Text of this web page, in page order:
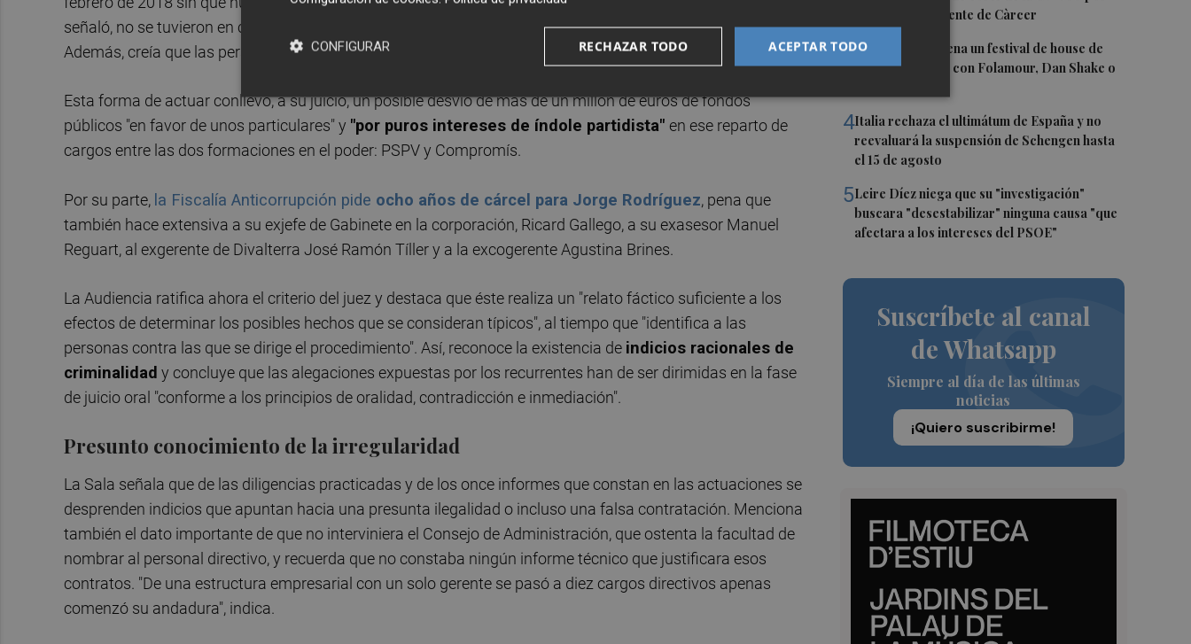
las obras del puente de Càrcer
3Roig Arena estrena un festival de house de
más de 10 horas con Folamour, Dan Shake o
4Italia rechaza el ultimátum de España y no
reevaluará la suspensión de Schengen hasta
el 15 de agosto
5Leire Díez niega que su "investigación"
buscara "desestabilizar" ninguna causa "que
afectara a los intereses del PSOE"
Suscríbete al canal
de Whatsapp
Siempre al día de las últimas
noticias
¡Quiero suscribirme!
señaló, no se tuvieron en cuenta, "con conocimiento y voluntad de ello", los requisitos legales y estatutarios.
Además, creía que las personas contratadas bajo esta modalidad no ejercieron "nunca como tales".
Esta forma de actuar conllevó, a su juicio, un posible desvío de más de un millón de euros de fondos
públicos "en favor de unos particulares" y "por puros intereses de índole partidista" en ese reparto de
cargos entre las dos formaciones en el poder: PSPV y Compromís.
Por su parte, la Fiscalía Anticorrupción pide ocho años de cárcel para Jorge Rodríguez, pena que
también hace extensiva a su exjefe de Gabinete en la corporación, Ricard Gallego, a su exasesor Manuel
Reguart, al exgerente de Divalterra José Ramón Tíller y a la excogerente Agustina Brines.
La Audiencia ratifica ahora el criterio del juez y destaca que éste realiza un "relato fáctico suficiente a los
efectos de determinar los posibles hechos que se consideran típicos", al tiempo que "identifica a las
personas contra las que se dirige el procedimiento". Así, reconoce la existencia de indicios racionales de
criminalidad y concluye que las alegaciones expuestas por los recurrentes han de ser dirimidas en la fase
de juicio oral "conforme a los principios de oralidad, contradicción e inmediación".
Presunto conocimiento de la irregularidad
La Sala señala que de las diligencias practicadas y de los once informes que constan en las actuaciones se
desprenden indicios que apuntan hacia una presunta ilegalidad o incluso una falsa contratación. Menciona
también el dato importante de que no interviniera el Consejo de Administración, que ostenta la facultad de
nombrar al personal directivo, y recuerda que no constaba ningún informe técnico que justificara esos
contratos. "De una estructura empresarial con un solo gerente se pasó a diez cargos directivos apenas
comenzó su andadura", indica.
ACEPTAR TODO
RECHAZAR TODO
CONFIGURAR